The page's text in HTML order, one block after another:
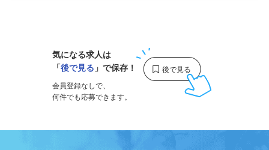
気になる求人は
「後で見る 」で保存！
会員登録なしで、
何件でも応募できます。